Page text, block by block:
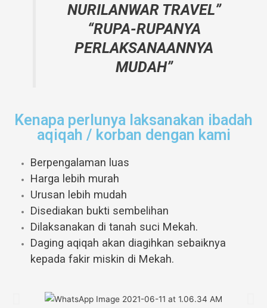
NURILANWAR TRAVEL”
“RUPA-RUPANYA
PERLAKSANAANNYA
MUDAH”
Kenapa perlunya laksanakan ibadah
aqiqah / korban dengan kami
Berpengalaman luas
Harga lebih murah
Urusan lebih mudah
Disediakan bukti sembelihan
Dilaksanakan di tanah suci Mekah.
Daging aqiqah akan diagihkan sebaiknya
kepada fakir miskin di Mekah.